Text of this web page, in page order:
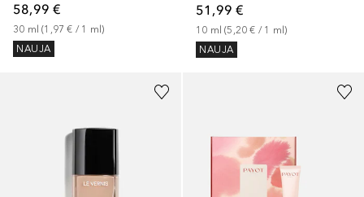
58,99 €
30 ml (1,97 € / 1 ml)
NAUJA
51,99 €
10 ml (5,20 € / 1 ml)
NAUJA
+29